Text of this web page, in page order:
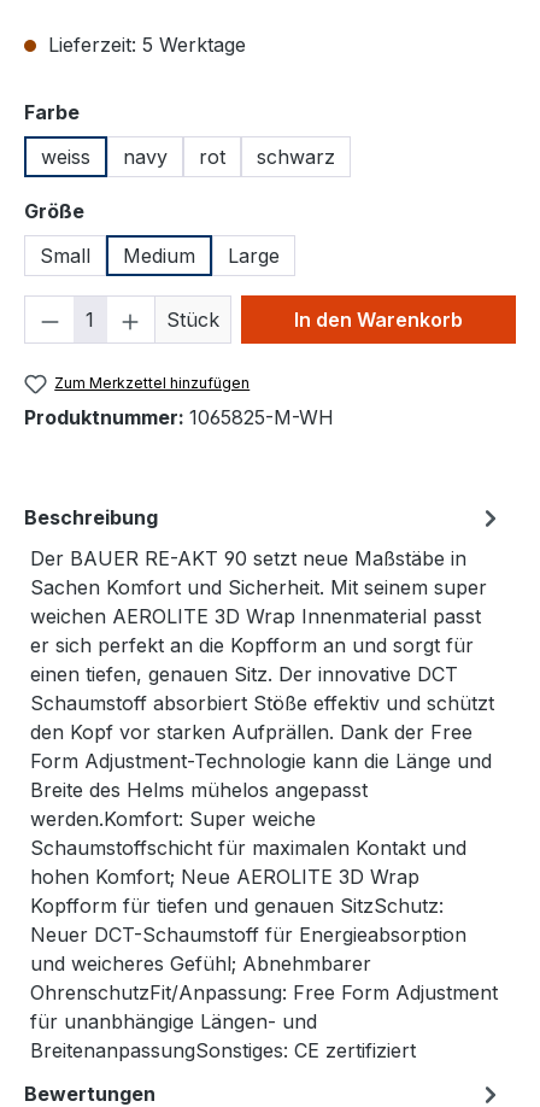
Lieferzeit: 5 Werktage
Farbeauswählen
weiss
navy rot schwarz
Größeauswählen
Small
Medium Large
Produkt Anzahl: Gib den
Stück In den Warenkorb
Zum Merkzettel hinzufügen
Produktnummer: 1065825-M-WH
Beschreibung
Der BAUER RE-AKT 90 setzt neue Maßstäbe in
Sachen Komfort und Sicherheit. Mit seinem super
weichen AEROLITE 3D Wrap Innenmaterial passt
er sich perfekt an die Kopfform an und sorgt für
einen tiefen, genauen Sitz. Der innovative DCT
Schaumstoff absorbiert Stöße effektiv und schützt
den Kopf vor starken Aufprällen. Dank der Free
Form Adjustment-Technologie kann die Länge und
Breite des Helms mühelos angepasst
werden.Komfort: Super weiche
Schaumstoffschicht für maximalen Kontakt und
hohen Komfort; Neue AEROLITE 3D Wrap
Kopfform für tiefen und genauen SitzSchutz:
Neuer DCT-Schaumstoff für Energieabsorption
und weicheres Gefühl; Abnehmbarer
OhrenschutzFit/Anpassung: Free Form Adjustment
für unanbhängige Längen- und
BreitenanpassungSonstiges: CE zertifiziert
Bewertungen